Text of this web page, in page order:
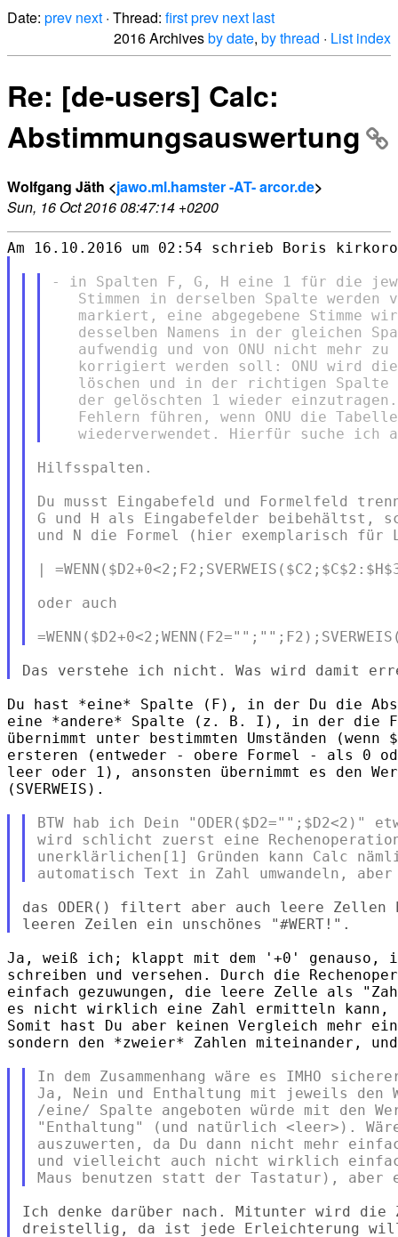
Date: prev next · Thread: firstprev next last
2016 Archivesby date, by thread · List index
Re: [de-users] Calc:
Abstimmungsauswertung
Wolfgang Jäth <jawo.ml.hamster -AT- arcor.de>
Sun, 16 Oct 2016 08:47:14 +0200
- in Spalten F, G, H eine 1 für die
Stimmen in derselben Spalte werden
markiert, eine abgegebene Stimme
desselben Namens in der gleichen
aufwendig und von ONU nicht mehr
korrigiert werden soll: ONU wird
löschen und in der richtigen
der gelöschten 1 wieder
Fehlern führen, wenn ONU die
Hilfsspalten.
Du musst Eingabefeld und Formelfeld
G und H als Eingabefelder beibehältst,
und N die Formel (hier exemplarisch für
|
oder auch
Du hast *eine* Spalte (F), in der Du die
eine *andere* Spalte (z. B. I), in der die
übernimmt unter bestimmten Umständen
ersteren (entweder - obere Formel - als 0
leer oder 1), ansonsten übernimmt es den
(SVERWEIS).
BTW hab ich Dein "ODER($D2="";$D2<2)"
wird schlicht zuerst eine
unerklärlichen[1] Gründen kann Calc
das ODER() filtert aber auch leere
Ja, weiß ich; klappt mit dem '+0' genauso,
schreiben und versehen. Durch die
einfach gezuwungen, die leere Zelle als
es nicht wirklich eine Zahl ermitteln kann,
Somit hast Du aber keinen Vergleich mehr
sondern den *zweier* Zahlen miteinander,
In dem Zusammenhang wäre es IMHO
Ja, Nein und Enthaltung mit jeweils den
/eine/ Spalte angeboten würde mit den
"Enthaltung" (und natürlich <leer>).
auszuwerten, da Du dann nicht mehr
und vielleicht auch nicht wirklich
Ich denke darüber nach. Mitunter wird die